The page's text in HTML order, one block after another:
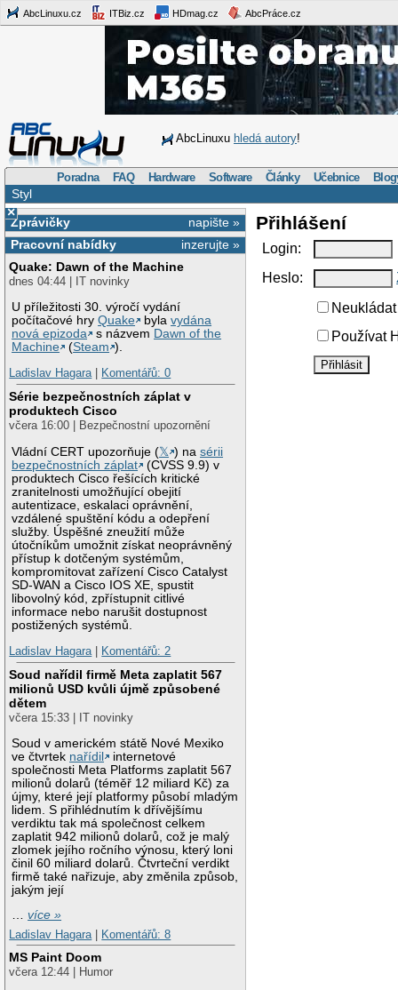
AbcLinuxu.cz ITBiz.cz HDmag.cz AbcPráce.cz
AbcLinuxu hledá autory!
Poradna FAQ Hardware Software Články Učebnice
Styl
×
napište »
Zprávičky
inzerujte »
Pracovní nabídky
Quake: Dawn of the Machine
dnes 04:44 | IT novinky
U příležitosti 30. výročí vydání
počítačové hryQuake bylavydána
nová epizoda
s názvem Dawn of the
Machine
(Steam ).
Ladislav Hagara| Komentářů: 0
Série bezpečnostních záplat v
produktech Cisco
včera 16:00 | Bezpečnostní upozornění
Vládní CERT upozorňuje (𝕏 ) nasérii
bezpečnostních záplat
(CVSS 9.9) v
produktech Cisco řešících kritické
zranitelnosti umožňující obejití
autentizace, eskalaci oprávnění,
vzdálené spuštění kódu a odepření
služby. Úspěšné zneužití může
útočníkům umožnit získat neoprávněný
přístup k dotčeným systémům,
kompromitovat zařízení Cisco Catalyst
SD-WAN a Cisco IOS XE, spustit
libovolný kód, zpřístupnit citlivé
informace nebo narušit dostupnost
postižených systémů.
Ladislav Hagara| Komentářů: 2
Soud nařídil firmě Meta zaplatit 567
milionů USD kvůli újmě způsobené
dětem
včera 15:33 | IT novinky
Soud v americkém státě Nové Mexiko
ve čtvrtek nařídil
internetové
společnosti Meta Platforms zaplatit 567
milionů dolarů (téměř 12 miliard Kč) za
újmy, které její platformy působí mladým
lidem. S přihlédnutím k dřívějšímu
verdiktu tak má společnost celkem
zaplatit 942 milionů dolarů, což je malý
zlomek jejího ročního výnosu, který loni
činil 60 miliard dolarů. Čtvrteční verdikt
firmě také nařizuje, aby změnila způsob,
jakým její
…více »
Ladislav Hagara
Komentářů: 8
MS Paint Doom
včera 12:44 | Humor
Přihlášení
Login:
Heslo:
Používat